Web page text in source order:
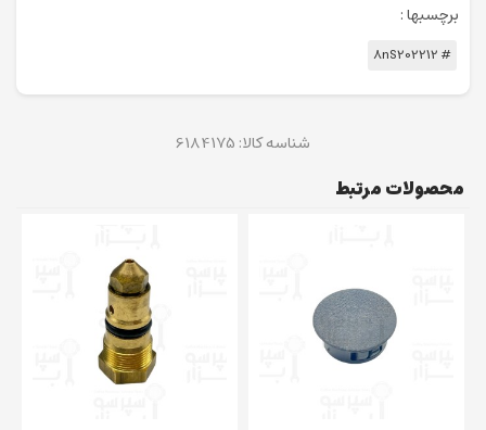
برچسبها :
# 8nS202212
شناسه کالا: 6184175
محصولات مرتبط